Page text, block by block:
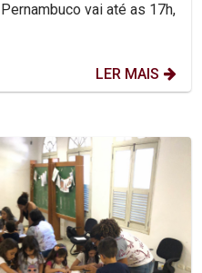
vai até as 17h,
LER MAIS